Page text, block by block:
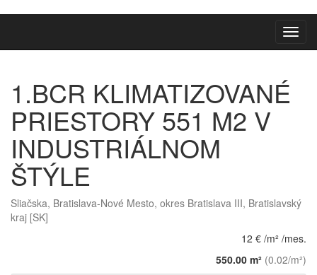
1.BCR KLIMATIZOVANÉ
PRIESTORY 551 M2 V
INDUSTRIÁLNOM
ŠTÝLE
Sliačska, Bratislava-Nové Mesto, okres Bratislava III, Bratislavský
kraj [SK]
12 € /m² /mes.
550.00 m² (0.02/m²)